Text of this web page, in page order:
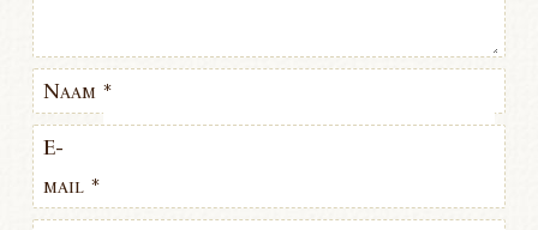
Naam *
E-
mail *